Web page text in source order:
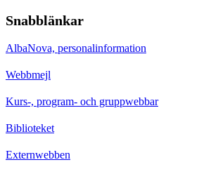
Snabblänkar
AlbaNova, personalinformation
Webbmejl
Kurs-, program- och gruppwebbar
Biblioteket
Externwebben